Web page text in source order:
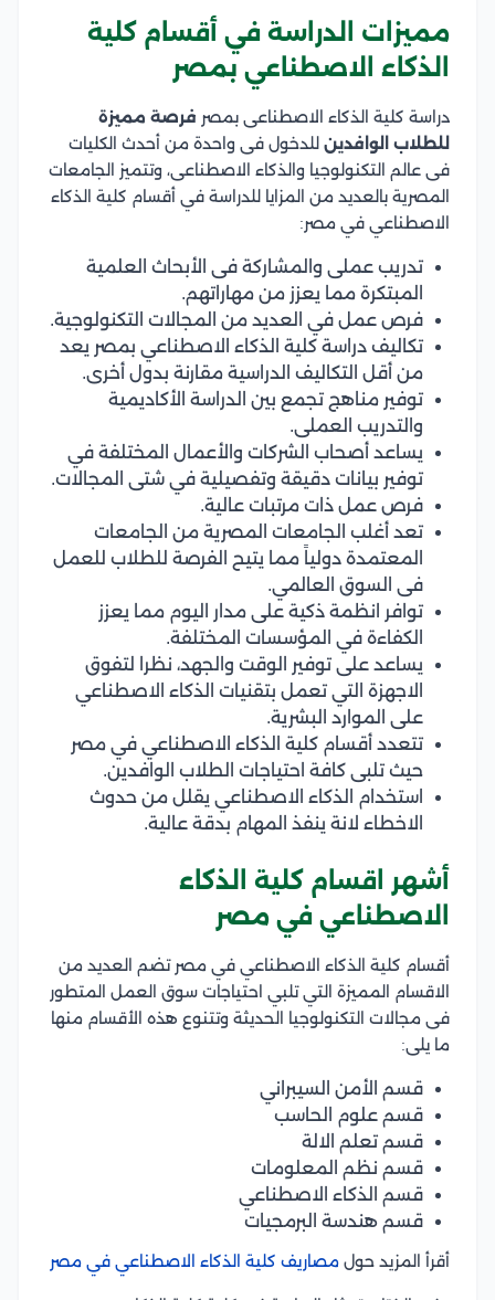
مميزات الدراسة في أقسام كلية
الذكاء الاصطناعي بمصر
دراسة كلية الذكاء الاصطناعى بمصر فرصة مميزة
للطلاب الوافدين للدخول فى واحدة من أحدث الكليات
فى عالم التكنولوجيا والذكاء الاصطناعى، وتتميز الجامعات
المصرية بالعديد من المزايا للدراسة في أقسام كلية الذكاء
الاصطناعي في مصر:
تدريب عملى والمشاركة فى الأبحاث العلمية
المبتكرة مما يعزز من مهاراتهم.
فرص عمل في العديد من المجالات التكنولوجية.
تكاليف دراسة كلية الذكاء الاصطناعي بمصر يعد
من أقل التكاليف الدراسية مقارنة بدول أخرى.
توفير مناهج تجمع بين الدراسة الأكاديمية
والتدريب العملى.
يساعد أصحاب الشركات والأعمال المختلفة في
توفير بيانات دقيقة وتفصيلية في شتى المجالات.
فرص عمل ذات مرتبات عالية.
تعد أغلب الجامعات المصرية من الجامعات
المعتمدة دولياً مما يتيح الفرصة للطلاب للعمل
فى السوق العالمي.
توافر انظمة ذكية على مدار اليوم مما يعزز
الكفاءة في المؤسسات المختلفة.
يساعد على توفير الوقت والجهد، نظرا لتفوق
الاجهزة التي تعمل بتقنيات الذكاء الاصطناعي
على الموارد البشرية.
تتعدد أقسام كلية الذكاء الاصطناعي في مصر
حيث تلبى كافة احتياجات الطلاب الوافدين.
استخدام الذكاء الاصطناعي يقلل من حدوث
الاخطاء لانة ينفذ المهام بدقة عالية.
أشهر اقسام كلية الذكاء
الاصطناعي في مصر
أقسام كلية الذكاء الاصطناعي في مصر تضم العديد من
الاقسام المميزة التي تلبي احتياجات سوق العمل المتطور
فى مجالات التكنولوجيا الحديثة وتتنوع هذه الأقسام منها
ما يلى:
قسم الأمن السيبراني
قسم علوم الحاسب
قسم تعلم الالة
قسم نظم المعلومات
قسم الذكاء الاصطناعي
قسم هندسة البرمجيات
أقرأ المزيد حول مصاريف كلية الذكاء الاصطناعي في مصر